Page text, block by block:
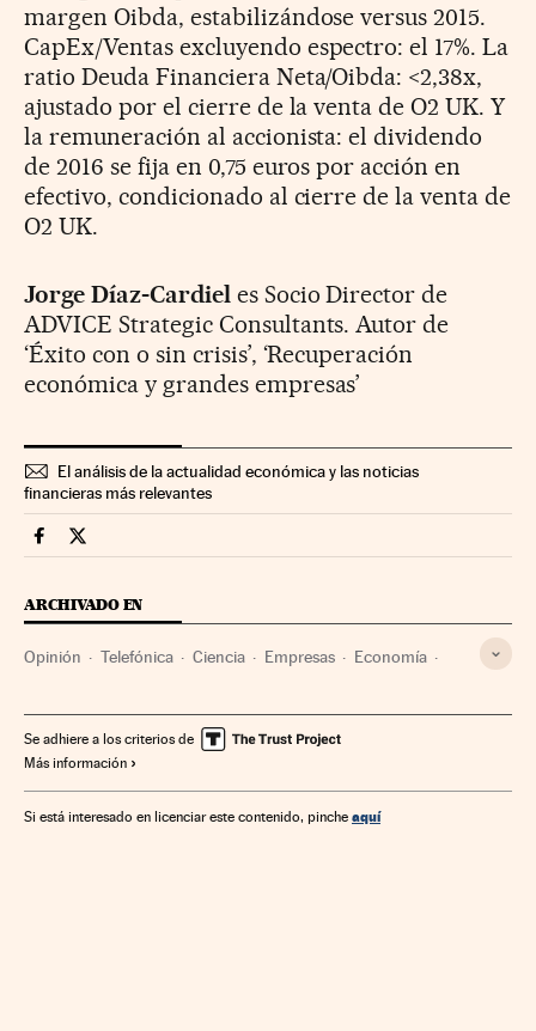
margen Oibda, estabilizándose versus 2015.
CapEx/Ventas excluyendo espectro: el 17%. La
ratio Deuda Financiera Neta/Oibda: <2,38x,
ajustado por el cierre de la venta de O2 UK. Y
la remuneración al accionista: el dividendo
de 2016 se fija en 0,75 euros por acción en
efectivo, condicionado al cierre de la venta de
O2 UK.
Jorge Díaz-Cardieles Socio Director de
ADVICE Strategic Consultants. Autor de
‘Éxito con o sin crisis’, ‘Recuperación
económica y grandes empresas’
El análisis de la actualidad económica y las noticias
financieras más relevantes
Companias Cinco Días en Facebook
Companias Cinco Días en Twitter
ARCHIVADO EN
Opinión Telefónica Ciencia Empresas Economía
Comunicación Comunicaciones
Se adhiere a los criterios de
Más información
Si está interesado en licenciar este contenido, pinche aquí